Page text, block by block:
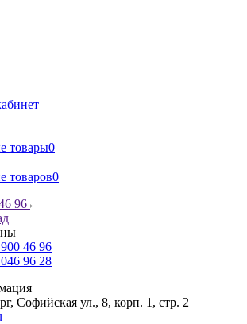
товары0
товаров0
96
46 96
96 28
Софийская ул., 8, корп. 1, стр. 2